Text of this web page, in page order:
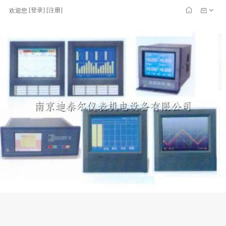
欢迎您 [登录] [注册]